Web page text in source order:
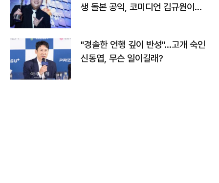
생 돌본 공익, 코미디언 김규원이었
"경솔한 언행 깊이 반성"…고개 숙인
신동엽, 무슨 일이길래?